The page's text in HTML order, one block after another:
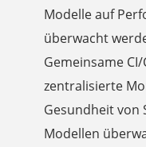
Modelle auf
überwacht
Gemeinsame
zentralisierte
Gesundheit von
Modellen